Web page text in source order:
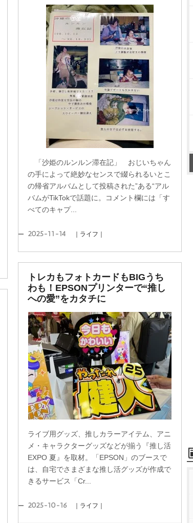
「沙姫のルンルン滞在記」 おじいちゃん
の手によって絶妙なセンスで綴られるいとこ
の帰省アルバムとして投稿された”ある“アル
バムがTikTokで話題に。コメント欄には「す
べてのキャプ...
2025-11-14 ｜ライフ｜
トレカもフォトカードもBIGうち
わも！EPSONプリンターで“推し
への愛”をカタチに
ライブ用グッズ、推しカラーアイテム、アニ
メ・キャラクターグッズなどが揃う『推し活
EXPO 夏』を取材。「EPSON」のブースで
は、自宅でさまざまな推し活グッズが作成で
きるサービス「Cr...
2025-10-16 ｜ライフ｜